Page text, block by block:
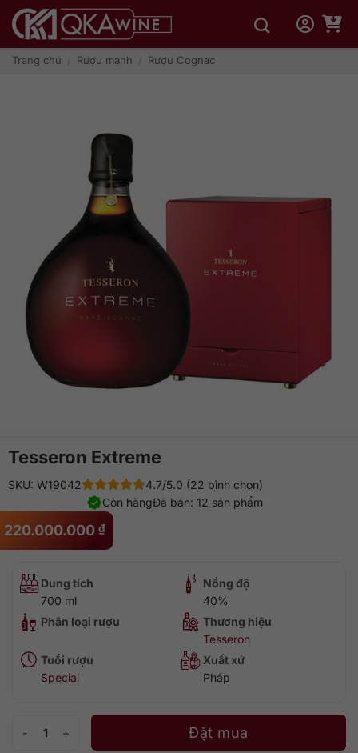
qua
dungTrang chủ / Rượu mạnh / Rượu Cognac
Tesseron Extreme
220.000.000 ₫
SKU: W19042
4.7/5.0 (22 bình chọn)
Đã bán: 12 sản phẩm
Còn hàng
Dung tích
700 ml
Nồng độ
40%
Phân loại rượu
Thương hiệu
Tesseron
Tuổi rượu
Special
Xuất xứ
Pháp
Đặt mua